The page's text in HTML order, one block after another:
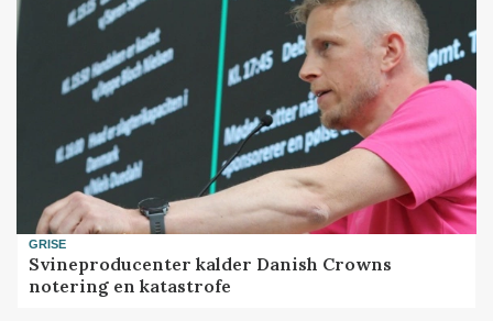
GRISE
Svineproducenter kalder Danish Crowns
notering en katastrofe